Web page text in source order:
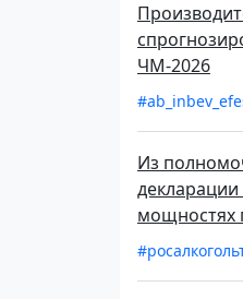
ЧМ-2026
Из
мощностях